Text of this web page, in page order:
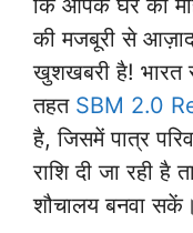
कि आपके घर की
की मजबूरी से
खुशखबरी है! भारत
तहत SBM 2.0
है, जिसमें पात्र
राशि दी जा रही
शौचालय बनवा सकें।